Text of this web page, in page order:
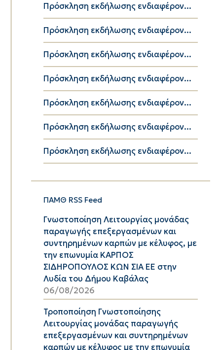
Πρόσκληση εκδήλωσης ενδιαφέρον...
Πρόσκληση εκδήλωσης ενδιαφέρον...
Πρόσκληση εκδήλωσης ενδιαφέρον...
Πρόσκληση εκδήλωσης ενδιαφέρον...
Πρόσκληση εκδήλωσης ενδιαφέρον...
Πρόσκληση εκδήλωσης ενδιαφέρον...
Πρόσκληση εκδήλωσης ενδιαφέρον...
ΠΑΜΘ RSS Feed
Γνωστοποίηση Λειτουργίας μονάδας
παραγωγής επεξεργασμένων και
συντηρημένων καρπών με κέλυφος, με
την επωνυμία ΚΑΡΠΟΣ
ΣΙΔΗΡΟΠΟΥΛΟΣ ΚΩΝ ΣΙΑ ΕΕ στην
Λυδία του Δήμου Καβάλας
06/08/2026
Τροποποίηση Γνωστοποίησης
Λειτουργίας μονάδας παραγωγής
επεξεργασμένων και συντηρημένων
καρπών με κέλυφος με την επωνυμία